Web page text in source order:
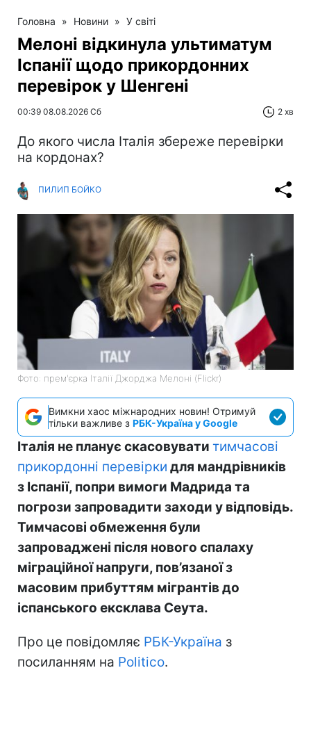
Головна » Новини » У світі
Мелоні відкинула ультиматум
Іспанії щодо прикордонних
перевірок у Шенгені
00:39 08.08.2026 Сб 2 хв
До якого числа Італія збереже перевірки
на кордонах?
ПИЛИП БОЙКО
Фото: прем'єрка Італії Джорджа Мелоні (Flickr)
Вимкни хаос міжнародних новин! Отримуй
тільки важливе з РБК-Україна у Google
Італія не планує скасовувати тимчасові
прикордонні перевірки для мандрівників
з Іспанії, попри вимоги Мадрида та
погрози запровадити заходи у відповідь.
Тимчасові обмеження були
запроваджені після нового спалаху
міграційної напруги, пов’язаної з
масовим прибуттям мігрантів до
іспанського ексклава Сеута.
Про це повідомляє РБК-Україна з
посиланням на Politico.